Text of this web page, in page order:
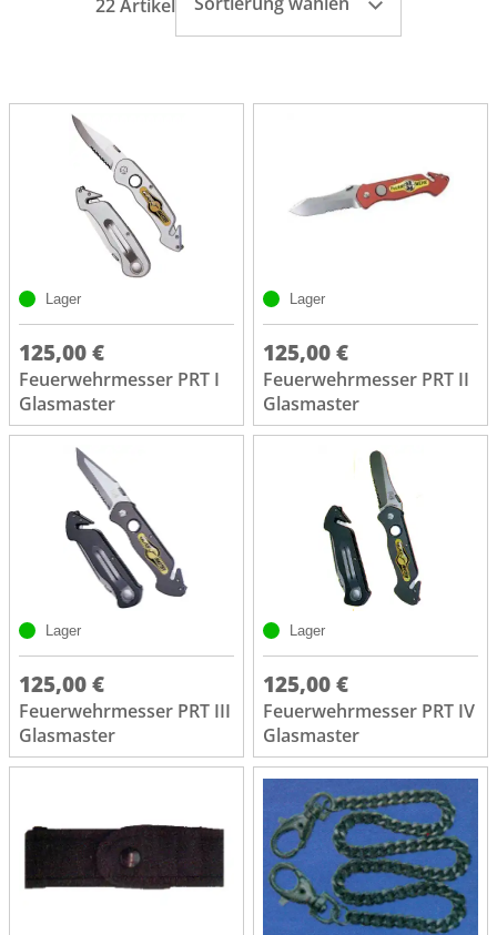
22 Artikel
Lager
125,00 €
Feuerwehrmesser PRT I
Glasmaster
Lager
125,00 €
Feuerwehrmesser PRT II
Glasmaster
Lager
125,00 €
Feuerwehrmesser PRT III
Glasmaster
Lager
125,00 €
Feuerwehrmesser PRT IV
Glasmaster